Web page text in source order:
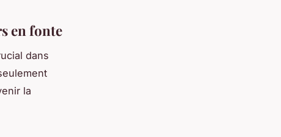
en fonte
dans
la